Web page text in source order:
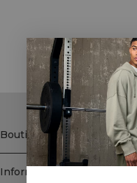
Boutique
Information